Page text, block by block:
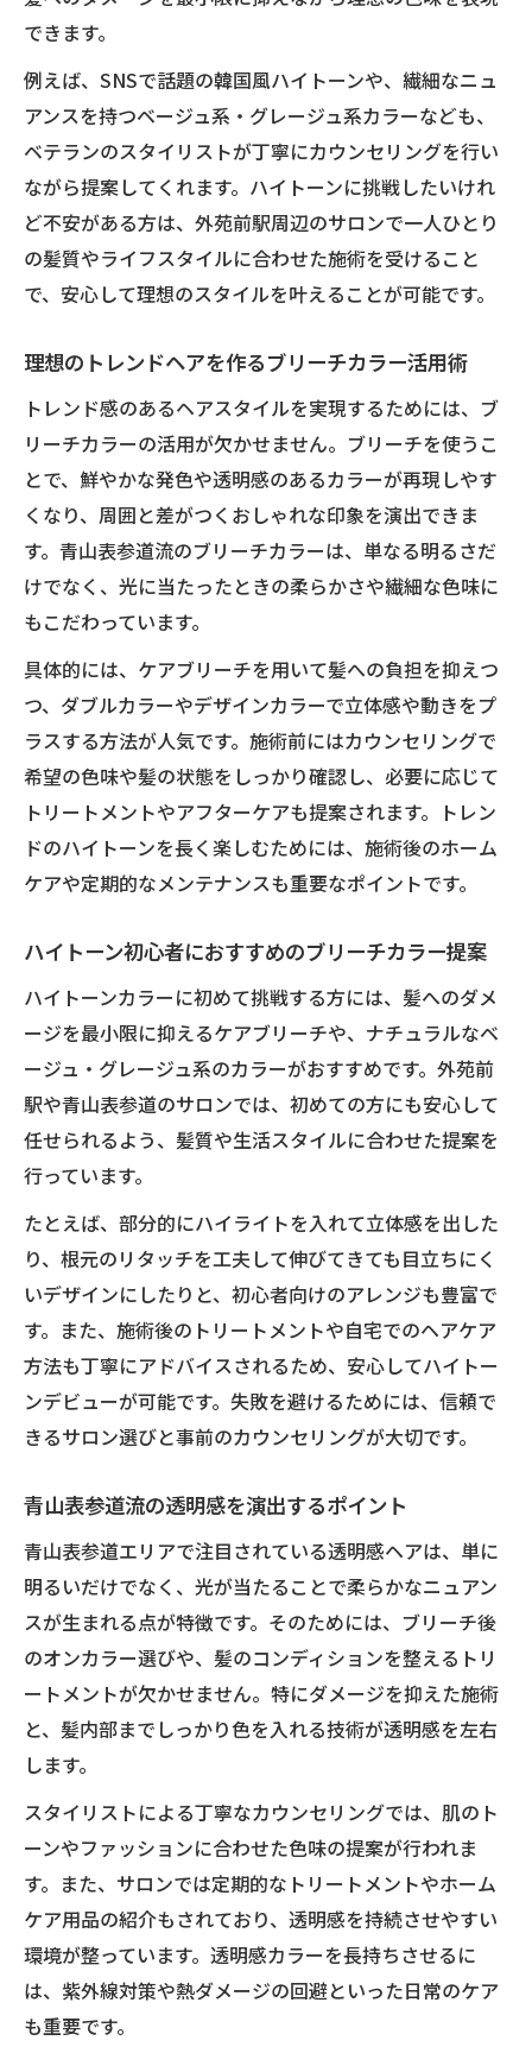
できます。
例えば、SNSで話題の韓国風ハイトーンや、繊細なニュ
アンスを持つベージュ系・グレージュ系カラーなども、
ベテランのスタイリストが丁寧にカウンセリングを行い
ながら提案してくれます。ハイトーンに挑戦したいけれ
ど不安がある方は、外苑前駅周辺のサロンで一人ひとり
の髪質やライフスタイルに合わせた施術を受けること
で、安心して理想のスタイルを叶えることが可能です。
理想のトレンドヘアを作るブリーチカラー活用術
トレンド感のあるヘアスタイルを実現するためには、ブ
リーチカラーの活用が欠かせません。ブリーチを使うこ
とで、鮮やかな発色や透明感のあるカラーが再現しやす
くなり、周囲と差がつくおしゃれな印象を演出できま
す。青山表参道流のブリーチカラーは、単なる明るさだ
けでなく、光に当たったときの柔らかさや繊細な色味に
もこだわっています。
具体的には、ケアブリーチを用いて髪への負担を抑えつ
つ、ダブルカラーやデザインカラーで立体感や動きをプ
ラスする方法が人気です。施術前にはカウンセリングで
希望の色味や髪の状態をしっかり確認し、必要に応じて
トリートメントやアフターケアも提案されます。トレン
ドのハイトーンを長く楽しむためには、施術後のホーム
ケアや定期的なメンテナンスも重要なポイントです。
ハイトーン初心者におすすめのブリーチカラー提案
ハイトーンカラーに初めて挑戦する方には、髪へのダメ
ージを最小限に抑えるケアブリーチや、ナチュラルなベ
ージュ・グレージュ系のカラーがおすすめです。外苑前
駅や青山表参道のサロンでは、初めての方にも安心して
任せられるよう、髪質や生活スタイルに合わせた提案を
行っています。
たとえば、部分的にハイライトを入れて立体感を出した
り、根元のリタッチを工夫して伸びてきても目立ちにく
いデザインにしたりと、初心者向けのアレンジも豊富で
す。また、施術後のトリートメントや自宅でのヘアケア
方法も丁寧にアドバイスされるため、安心してハイトー
ンデビューが可能です。失敗を避けるためには、信頼で
きるサロン選びと事前のカウンセリングが大切です。
青山表参道流の透明感を演出するポイント
青山表参道エリアで注目されている透明感ヘアは、単に
明るいだけでなく、光が当たることで柔らかなニュアン
スが生まれる点が特徴です。そのためには、ブリーチ後
のオンカラー選びや、髪のコンディションを整えるトリ
ートメントが欠かせません。特にダメージを抑えた施術
と、髪内部までしっかり色を入れる技術が透明感を左右
します。
スタイリストによる丁寧なカウンセリングでは、肌のト
ーンやファッションに合わせた色味の提案が行われま
す。また、サロンでは定期的なトリートメントやホーム
ケア用品の紹介もされており、透明感を持続させやすい
環境が整っています。透明感カラーを長持ちさせるに
は、紫外線対策や熱ダメージの回避といった日常のケア
も重要です。